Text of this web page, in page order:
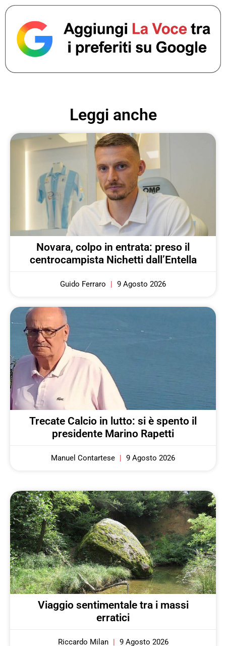
Leggi anche
Novara, colpo in entrata: preso il
centrocampista Nichetti dall’Entella
Guido Ferraro 9 Agosto 2026
Trecate Calcio in lutto: si è spento il
presidente Marino Rapetti
Manuel Contartese 9 Agosto 2026
Viaggio sentimentale tra i massi
erratici
Riccardo Milan 9 Agosto 2026